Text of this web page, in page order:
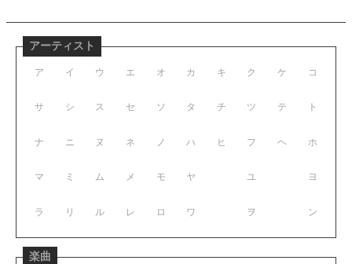
アーティスト
ア イ ウ エ オ
サ シ ス セ ソ
ナ ニ ヌ ネ ノ
マ ミ ム メ モ
ラ リ ル レ ロ
カ キ ク ケ コ
タ チ ツ テ ト
ハ ヒ フ ヘ ホ
ヤ ユ ヨ
ワ ヲ ン
楽曲